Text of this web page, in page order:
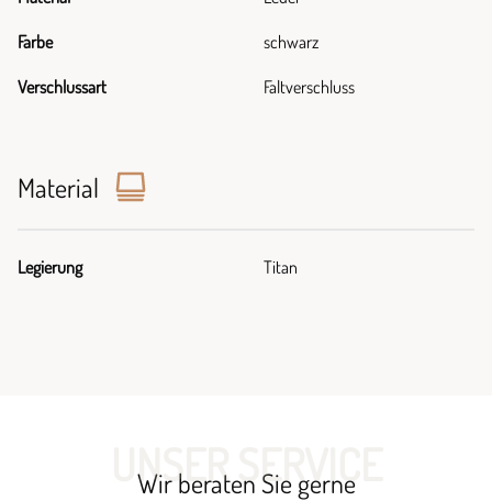
Farbe schwarz
Verschlussart Faltverschluss
Material
Legierung Titan
UNSER SERVICE
Wir beraten Sie gerne